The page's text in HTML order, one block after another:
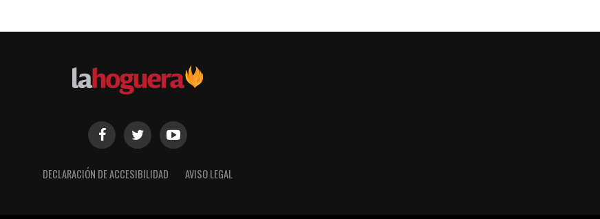
DECLARACIÓN DE ACCESIBILIDAD AVISO LEGAL